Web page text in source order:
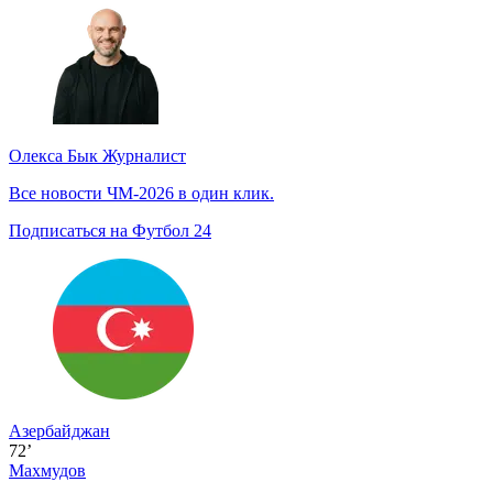
Олекса Бык Журналист
Все новости ЧМ-2026 в один клик.
Подписаться на Футбол 24
Азербайджан
72’
Махмудов